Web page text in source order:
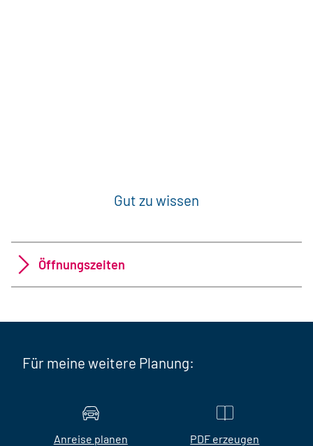
Gut zu wissen
Öffnungszeiten
Für meine weitere Planung:
Anreise planen PDF erzeugen